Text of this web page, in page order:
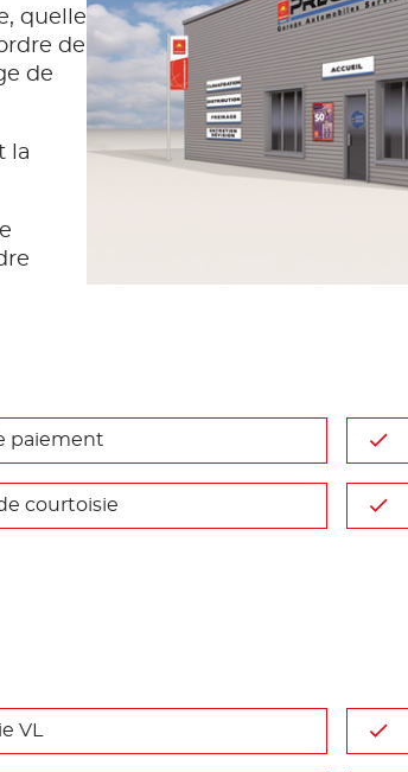
quelle
de
de
la
paiement
courtoisie
VL